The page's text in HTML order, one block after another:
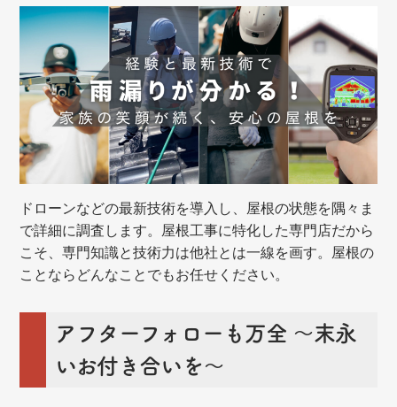
ドローンなどの最新技術を導入し、屋根の状態を隅々ま
で詳細に調査します。屋根工事に特化した専門店だから
こそ、専門知識と技術力は他社とは一線を画す。屋根の
ことならどんなことでもお任せください。
アフターフォローも万全 ～末永
いお付き合いを～